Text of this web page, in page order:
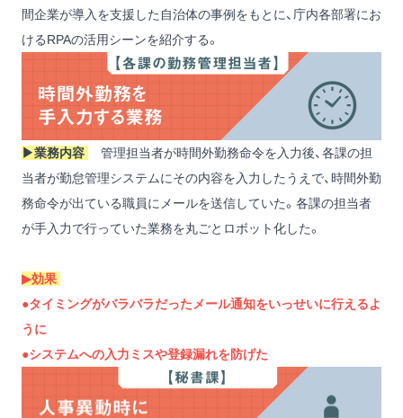
間企業が導入を支援した自治体の事例をもとに、庁内各部署にお
けるRPAの活用シーンを紹介する。
▶︎業務内容
管理担当者が時間外勤務命令を入力後、各課の担
当者が勤怠管理システムにその内容を入力したうえで、時間外勤
務命令が出ている職員にメールを送信していた。各課の担当者
が手入力で行っていた業務を丸ごとロボット化した。
▶︎効果
●タイミングがバラバラだったメール通知をいっせいに行えるよ
うに
●システムへの入力ミスや登録漏れを防げた